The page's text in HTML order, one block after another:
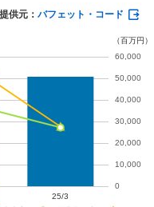
事業の損失縮小も
供元： バフェット・コード